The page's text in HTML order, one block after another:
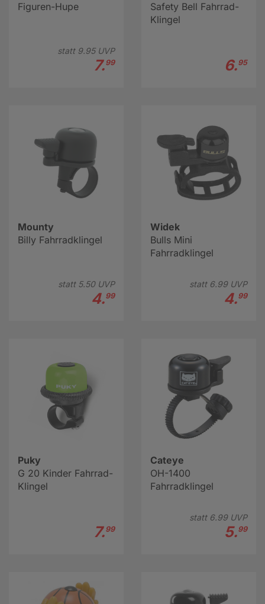
Figuren-Hupe
statt 9.95UVP
7.99
Safety Bell Fahrrad-
Klingel
6.95
Mounty
Billy Fahrradklingel
statt 5.50UVP
4.99
Widek
Bulls Mini
Fahrradklingel
statt 6.99UVP
4.99
Puky
G 20 Kinder Fahrrad-
Klingel
7.99
Cateye
OH-1400
Fahrradklingel
statt 6.99UVP
5.99